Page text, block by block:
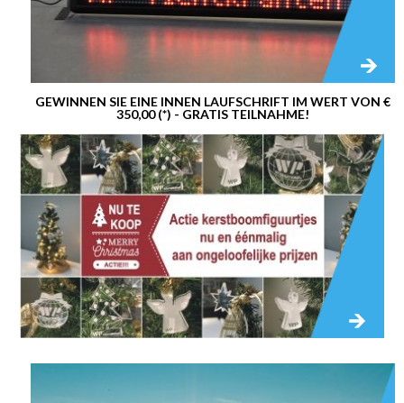
GEWINNEN SIE EINE INNEN LAUFSCHRIFT IM WERT VON €
350,00 (*) - GRATIS TEILNAHME!